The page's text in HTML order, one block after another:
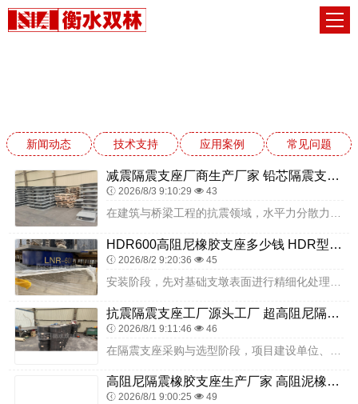
新闻动态 技术支持 应用案例 常见问题
减震隔震支座厂商生产厂家 铅芯隔震支座哪家好 LNR1100隔震橡胶支座生产加工
2026/8/3 9:10:29 43
HDR600高阻尼橡胶支座多少钱 HDR型高阻尼隔震支座厂家电话 LRB1200铅芯橡胶隔震支座厂家
2026/8/2 9:20:36 45
抗震隔震支座工厂源头工厂 超高阻尼隔震橡胶支座厂家 建筑隔震支座III型厂家
2026/8/1 9:11:46 46
高阻尼隔震橡胶支座生产厂家 高阻泥橡胶支座 建筑高阻尼减橡胶隔震支座
2026/8/1 9:00:25 49